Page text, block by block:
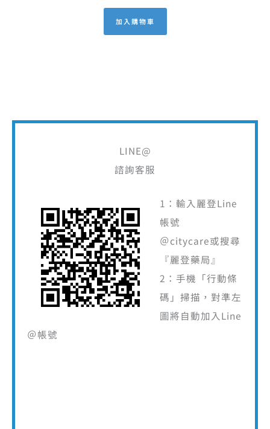
加入購物車
LINE@
諮詢客服
1：輸入麗登Line
帳號
＠citycare或搜尋
『麗登藥局』
2：手機「行動條
碼」掃描，對準左
圖將自動加入Line
＠帳號